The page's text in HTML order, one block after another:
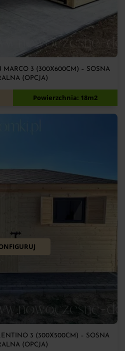
MARCO 3 (300X600CM) – SOSNA
(OPCJA)
700zł
Powierzchnia: 18m2
3 (300X500CM) – SOSNA
(OPCJA)